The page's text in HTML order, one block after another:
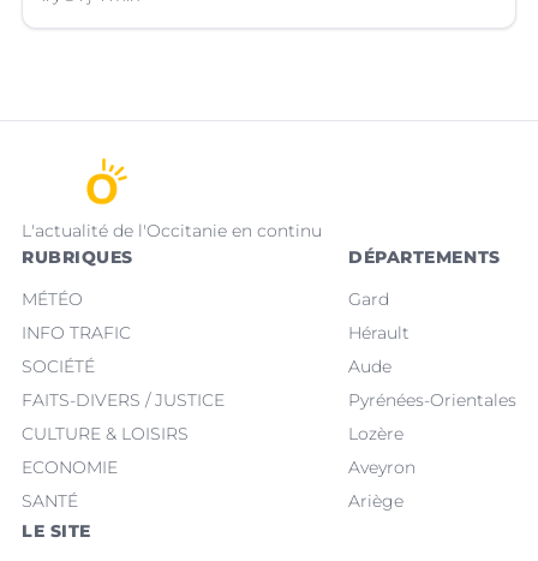
L'actualité de l'Occitanie en continu
RUBRIQUES
MÉTÉO
INFO TRAFIC
SOCIÉTÉ
FAITS-DIVERS / JUSTICE
CULTURE & LOISIRS
ECONOMIE
SANTÉ
DÉPARTEMENTS
Gard
Hérault
Aude
Pyrénées-Orientales
Lozère
Aveyron
Ariège
LE SITE